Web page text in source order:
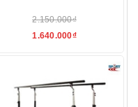
2.150.000₫
1.640.000₫